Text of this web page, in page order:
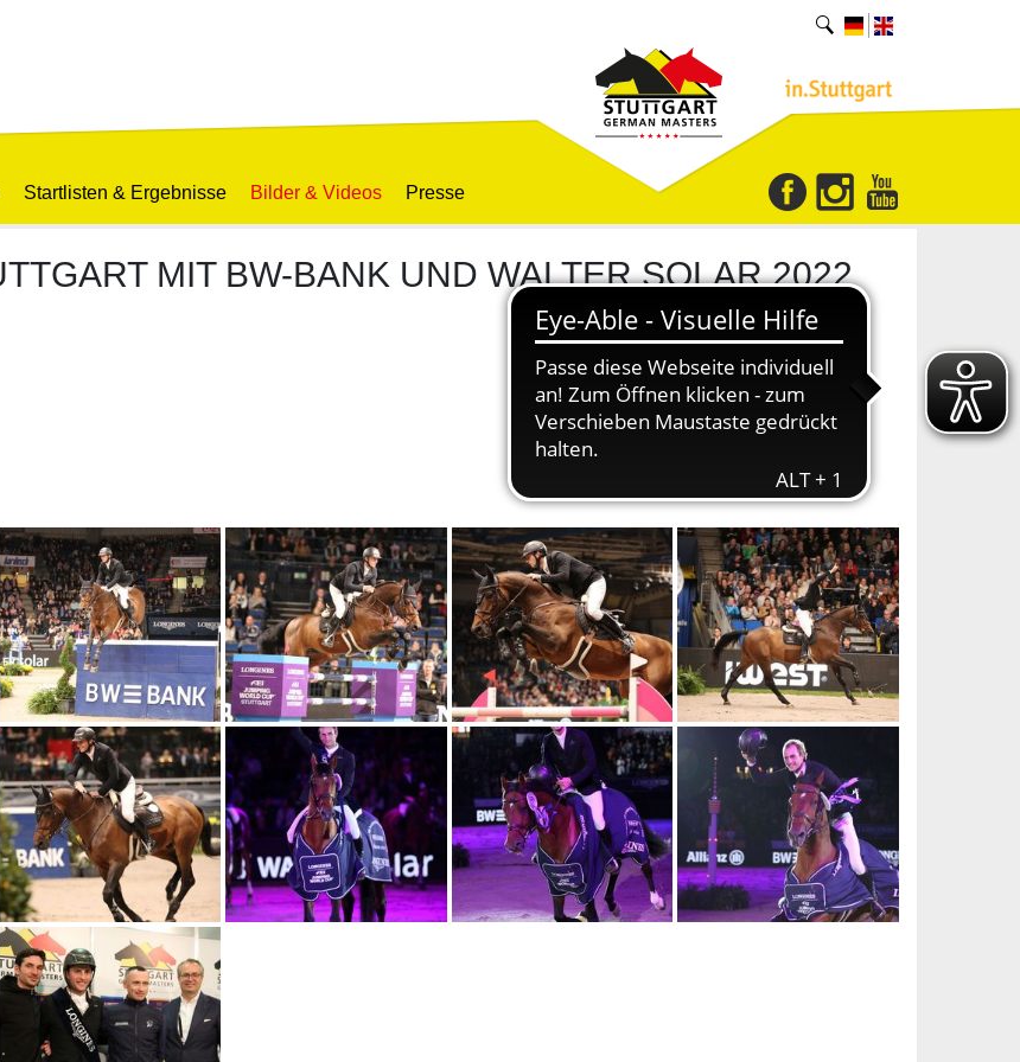
Startlisten & Ergebnisse Bilder & Videos Presse
MIT BW-BANK UND WALTER SOLAR 2022